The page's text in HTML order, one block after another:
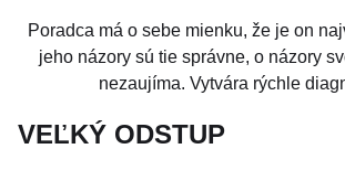
Poradca má o sebe mienku, že je on
jeho názory sú tie správne, o názory
nezaujíma. Vytvára rýchle
VEĽKÝ ODSTUP